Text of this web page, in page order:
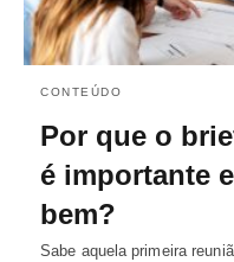
CONTEÚDO
Por que o
é importante
bem?
Sabe aquela primeira